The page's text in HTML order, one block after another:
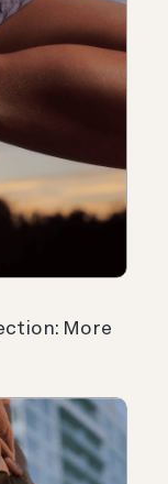
More